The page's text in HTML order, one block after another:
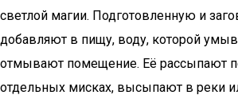
светлой магии. Подготовленную и
добавляют в пищу, воду, которой
отмывают помещение. Её рассыпают
отдельных мисках, высыпают в реки